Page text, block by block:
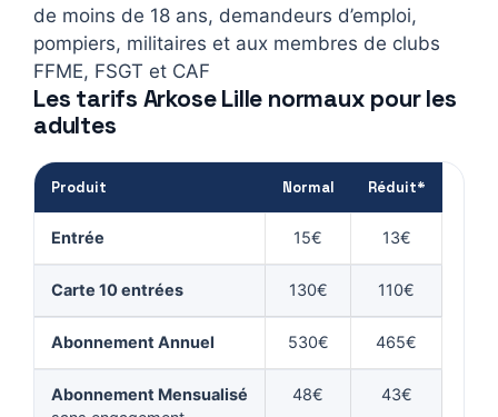
de moins de 18 ans, demandeurs d’emploi,
pompiers, militaires et aux membres de clubs
FFME, FSGT et CAF
Les tarifs Arkose Lille normaux pour les
adultes
Produit Normal Réduit*
Entrée 15€ 13€
Carte 10 entrées 130€ 110€
Abonnement Annuel 530€ 465€
Abonnement Mensualisé
48€ 43€